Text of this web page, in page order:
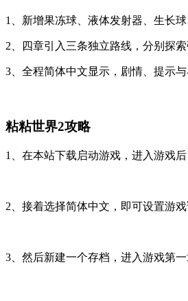
1、新增果冻球、液体发射器、生长
2、四章引入三条独立路线，分别探
3、全程简体中文显示，剧情、提示
粘粘世界2攻略
1、在本站下载启动游戏，进入游戏后
2、接着选择简体中文，即可设置游戏
3、然后新建一个存档，进入游戏第一